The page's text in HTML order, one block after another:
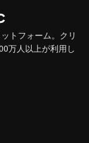
トフォーム。クリ
万人以上が利用し